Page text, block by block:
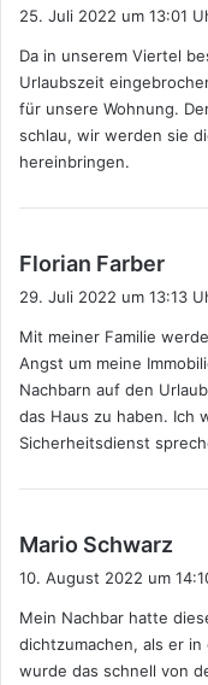
t
:
25. Juli 2022 um 13:01
Da in unserem Viertel
Urlaubszeit
für unsere Wohnung.
schlau, wir werden sie
hereinbringen.
Florian Farber
t
:
29. Juli 2022 um 13:13
Mit meiner Familie
Angst um meine
Nachbarn auf den
das Haus zu haben. Ich
Sicherheitsdienst
Mario Schwarz
t
:
10. August 2022 um
Mein Nachbar hatte
dichtzumachen, als er
wurde das schnell von